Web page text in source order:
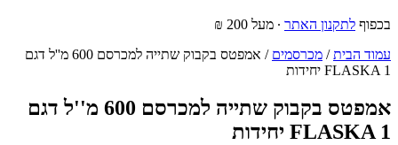
בכפוף לתקנון האתר ∙ מעל 200 ₪
עמוד הבית/ מכרסמים
/ אמפטס בקבוק שתייה למכרסם 600 מ''ל דגם
FLASKA 1 יחידות
אמפטס בקבוק שתייה למכרסם 600 מ''ל דגם
FLASKA 1 יחידות